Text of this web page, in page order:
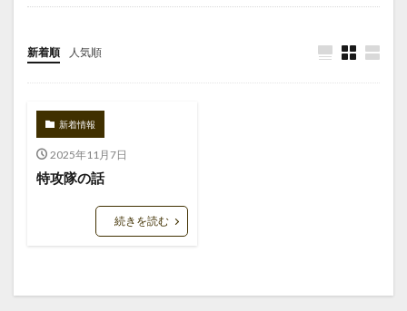
新着順 人気順
新着情報
2025年11月7日
特攻隊の話
続きを読む